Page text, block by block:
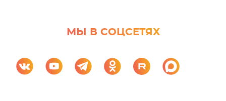
МЫ В СОЦСЕТЯХ